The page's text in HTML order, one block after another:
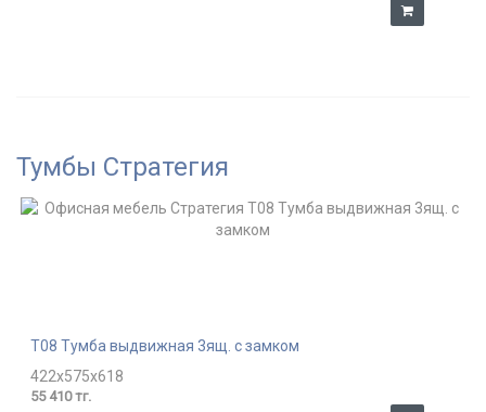
Тумбы Стратегия
T08 Тумба выдвижная 3ящ. с замком
422x575x618
55 410 тг.